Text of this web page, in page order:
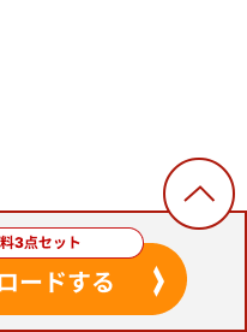
Reserved.